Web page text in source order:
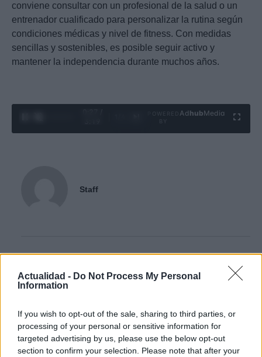
Actualidad - Do Not Process My Personal
Information
If you wish to opt-out of the sale, sharing to third parties, or
processing of your personal or sensitive information for
targeted advertising by us, please use the below opt-out
section to confirm your selection. Please note that after your
conviene consultar con un profesional de la salud o un
entrenador cualificado para personalizar la rutina según
condiciones médicas y nivel de fitness. Con medidas
sencillas y sostenibles, es posible seguir activo y
mantener la independencia durante muchos años.
Ad hubMedia
Staff
Contacto:
Más leídos